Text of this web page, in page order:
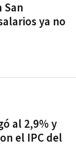
San
ya no
al 2,9% y
el IPC del